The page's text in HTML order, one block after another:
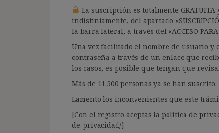
La suscripción es totalmente
indistintamente, del apartado
la barra lateral, a través del «ACCESO PARA
Una vez facilitado el nombre de usuario
contraseña a través de un enlace que
los casos, es posible que tengan que
Más de 11.500 personas ya se han suscrito.
Lamento los inconvenientes que este
[Con el registro aceptas la política de
de-privacidad/]